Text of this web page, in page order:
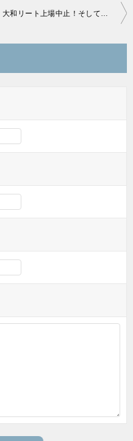
大和リート上場中止！そしてイナリサーチへ！